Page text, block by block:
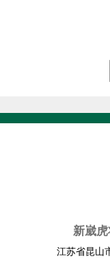
新崴
江苏省昆山